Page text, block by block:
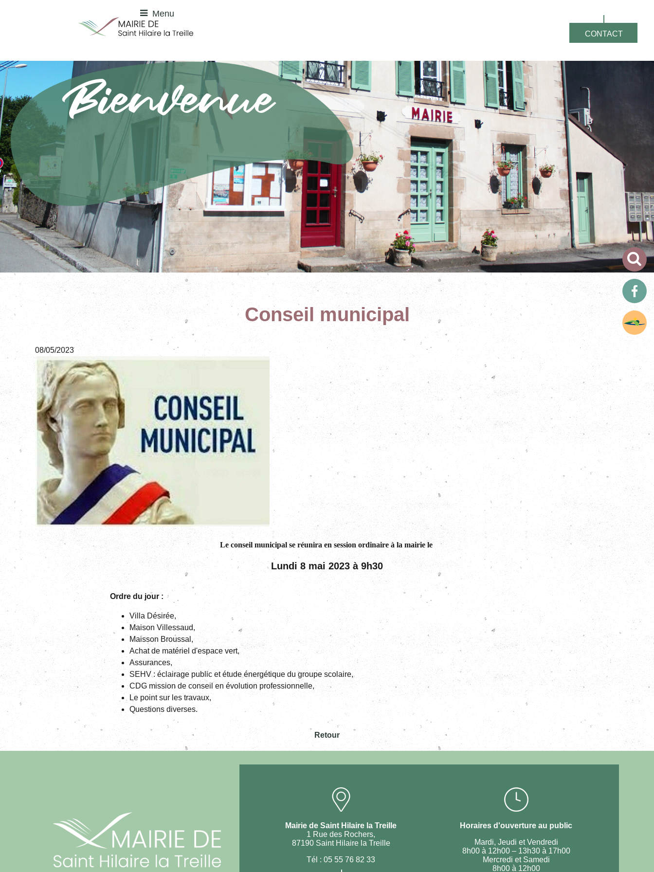
CONTACT
Menu
Bienvenue
à Saint Hilaire la Treille en Limousin
Conseil municipal
08/05/2023
Le conseil municipal se réunira en session ordinaire à la mairie le
Lundi 8 mai 2023 à 9h30
Ordre du jour :
Villa Désirée,
Maison Villessaud,
Maisson Broussal,
Achat de matériel d'espace vert,
Assurances,
SEHV : éclairage public et étude énergétique du groupe scolaire,
CDG mission de conseil en évolution professionnelle,
Le point sur les travaux,
Questions diverses.
Retour
Mairie de Saint Hilaire la Treille
1 Rue des Rochers,
87190 Saint Hilaire la Treille
Tél :05 55 76 82 33
Horaires d'ouverture au public
Mardi, Jeudi et Vendredi
8h00 à 12h00 – 13h30 à 17h00
Mercredi et Samedi
8h00 à 12h00